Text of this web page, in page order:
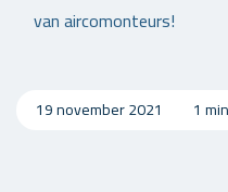
van aircomonteurs!
19 november 2021 1 min